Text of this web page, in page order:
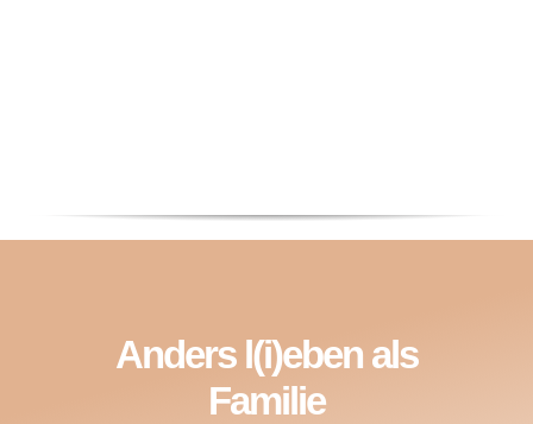
Anders l(i)eben als
Familie